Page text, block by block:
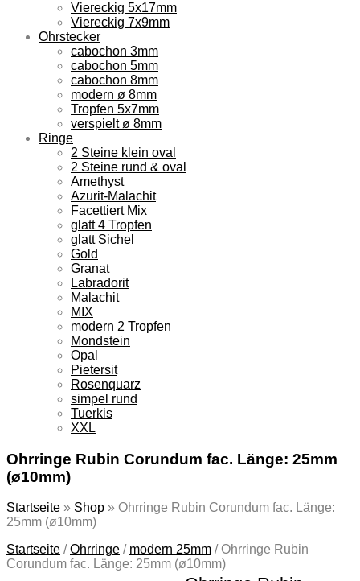
Viereckig 5x17mm
Viereckig 7x9mm
Ohrstecker
cabochon 3mm
cabochon 5mm
cabochon 8mm
modern ø 8mm
Tropfen 5x7mm
verspielt ø 8mm
Ringe
2 Steine klein oval
2 Steine rund & oval
Amethyst
Azurit-Malachit
Facettiert Mix
glatt 4 Tropfen
glatt Sichel
Gold
Granat
Labradorit
Malachit
MIX
modern 2 Tropfen
Mondstein
Opal
Pietersit
Rosenquarz
simpel rund
Tuerkis
XXL
Ohrringe Rubin Corundum fac. Länge: 25mm
(ø10mm)
Startseite » Shop » Ohrringe Rubin Corundum fac. Länge:
25mm (ø10mm)
Startseite /Ohrringe / modern 25mm /Ohrringe Rubin
Corundum fac. Länge: 25mm (ø10mm)